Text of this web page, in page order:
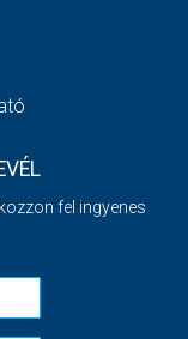
fel ingyenes